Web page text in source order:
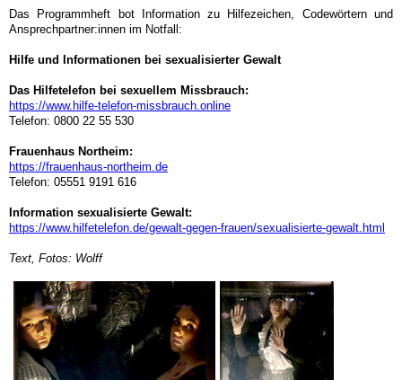
Das Programmheft bot Information zu Hilfezeichen, Codewörtern und
Ansprechpartner:innen im Notfall:
Hilfe und Informationen bei sexualisierter Gewalt
Das Hilfetelefon bei sexuellem Missbrauch:
https://www.hilfe-telefon-missbrauch.online
Telefon: 0800 22 55 530
Frauenhaus Northeim:
https://frauenhaus-northeim.de
Telefon: 05551 9191 616
Information sexualisierte Gewalt:
https://www.hilfetelefon.de/gewalt-gegen-frauen/sexualisierte-gewalt.html
Text, Fotos: Wolff